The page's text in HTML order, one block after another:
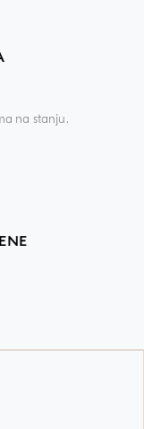
na stanju.